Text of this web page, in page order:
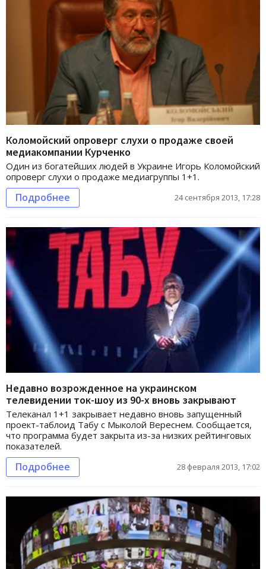
Коломойский опроверг слухи о продаже своей
медиакомпании Курченко
Один из богатейших людей в Украине Игорь Коломойский
опроверг слухи о продаже медиагруппы 1+1.
Подробнее 24 сентября 2013, 17:28
Недавно возрожденное на украинском
телевидении ток-шоу из 90-х вновь закрывают
Телеканал 1+1 закрывает недавно вновь запущенный
проект-таблоид Табу с Мыколой Вереснем. Сообщается,
что программа будет закрыта из-за низких рейтинговых
показателей.
Подробнее 28 февраля 2013, 17:02